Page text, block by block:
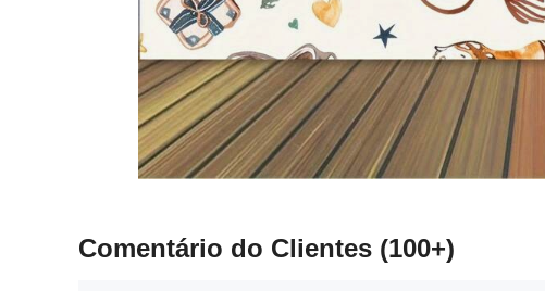
Comentário do Clientes (100+)